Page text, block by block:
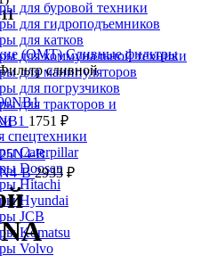
для буровой техники
для гидроподъемников
для катков
для коммунальной техники
для манипуляторов
для погрузчиков
для тракторов и
спецтехники
Caterpillar
Doosan
Hitachi
Hyundai
JCB
Komatsu
Volvo
(OMT)Сливные фильтры
сливной
1751 ₽
B2933 ₽